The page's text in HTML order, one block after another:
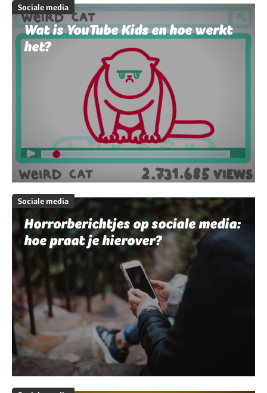
Sociale media
Wat is YouTube Kids en hoe werkt
het?
Sociale media
Horrorberichtjes op sociale media:
hoe praat je hierover?